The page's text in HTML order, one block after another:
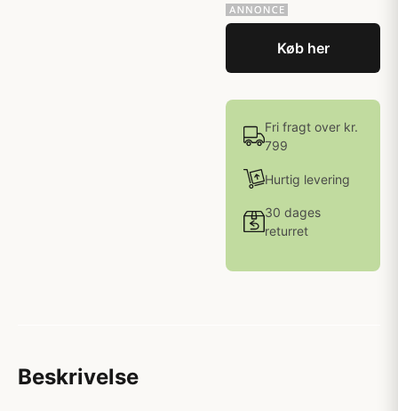
Køb her
Fri fragt over kr.
799
Hurtig levering
30 dages
returret
Beskrivelse